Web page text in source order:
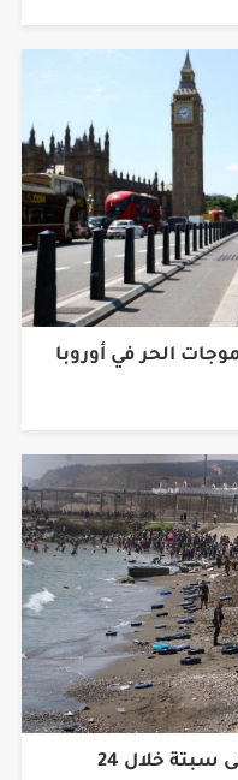
إسبانيا: عبور 49 ألف مهاجر إلى سبتة خلال 24